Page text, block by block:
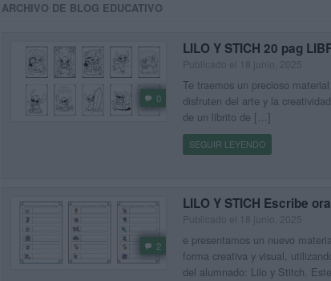
ARCHIVO DE BLOG EDUCATIVO
0
LILO Y STICH 20 pag
Te traemos un precioso
disfruten del arte y la
de un librito de […]
SEGUIR LEYENDO
2
LILO Y STICH Escribe
e presentamos un nuevo
forma creativa y visual,
del alumnado: Lilo y Stitch.